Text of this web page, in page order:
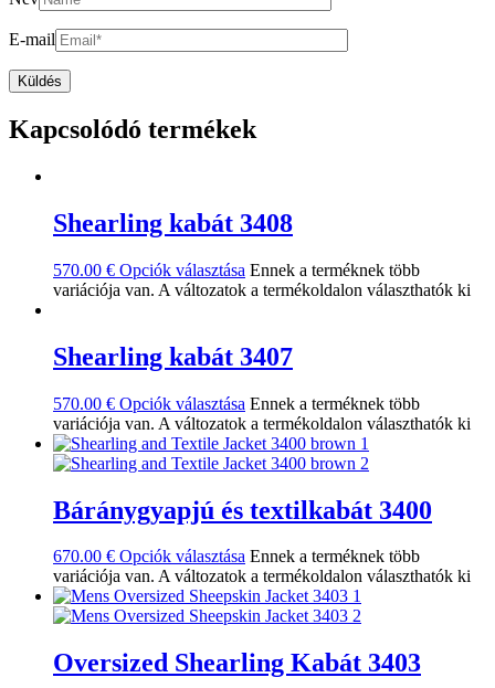
E-mail
Kapcsolódó termékek
Shearling kabát 3408
570.00 € Opciók választása Ennek a terméknek több
variációja van. A változatok a termékoldalon választhatók ki
Shearling kabát 3407
570.00 € Opciók választása Ennek a terméknek több
variációja van. A változatok a termékoldalon választhatók ki
Báránygyapjú és textilkabát 3400
670.00 € Opciók választása Ennek a terméknek több
variációja van. A változatok a termékoldalon választhatók ki
Oversized Shearling Kabát 3403